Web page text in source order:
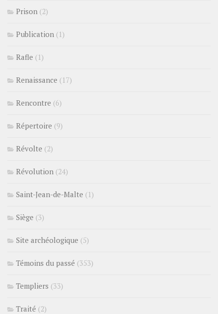
Prison (2)
Publication (1)
Rafle (1)
Renaissance (17)
Rencontre (6)
Répertoire (9)
Révolte (2)
Révolution (24)
Saint-Jean-de-Malte (1)
Siège (3)
Site archéologique (5)
Témoins du passé (353)
Templiers (33)
Traité (2)